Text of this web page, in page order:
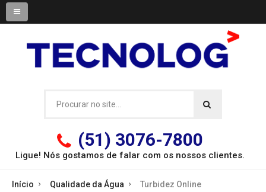
(51) 3076-7800
Ligue! Nós gostamos de falar com os nossos clientes.
Início Qualidade da Água Turbidez Online